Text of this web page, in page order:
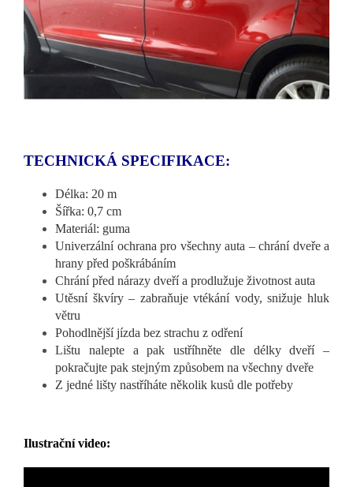
TECHNICKÁ SPECIFIKACE:
Délka: 20 m
Šířka: 0,7 cm
Materiál: guma
Univerzální ochrana pro všechny auta – chrání dveře a
hrany před poškrábáním
Chrání před nárazy dveří a prodlužuje životnost auta
Utěsní škvíry – zabraňuje vtékání vody, snižuje hluk
větru
Pohodlnější jízda bez strachu z odření
Lištu nalepte a pak ustříhněte dle délky dveří –
pokračujte pak stejným způsobem na všechny dveře
Z jedné lišty nastříháte několik kusů dle potřeby
Ilustrační video: